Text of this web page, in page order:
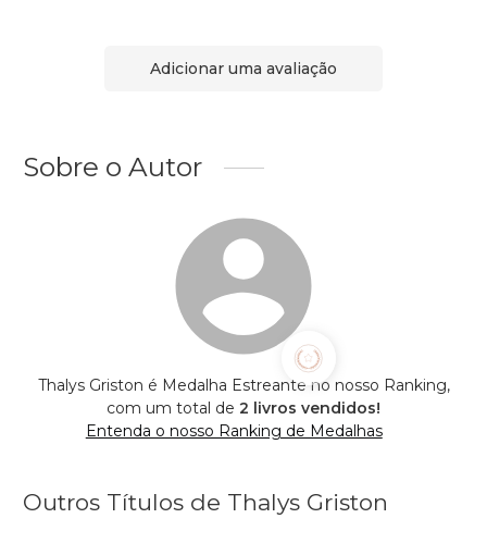
Adicionar uma avaliação
Sobre o Autor
Thalys Griston é Medalha Estreante no nosso Ranking,
com um total de 2 livros vendidos!
Entenda o nosso Ranking de Medalhas
Outros Títulos de Thalys Griston